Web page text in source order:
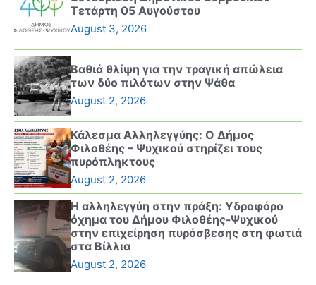
Τετάρτη 05 Αυγούστου
August 3, 2026
Βαθιά θλίψη για την τραγική απώλεια
των δύο πιλότων στην Ψάθα
August 2, 2026
Κάλεσμα Αλληλεγγύης: Ο Δήμος
Φιλοθέης – Ψυχικού στηρίζει τους
πυρόπληκτους
August 2, 2026
Η αλληλεγγύη στην πράξη: Υδροφόρο
όχημα του Δήμου Φιλοθέης-Ψυχικού
στην επιχείρηση πυρόσβεσης στη φωτιά
στα Βίλλια
August 2, 2026